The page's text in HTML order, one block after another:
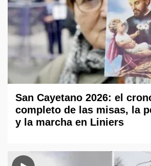
San Cayetano 2026: el
completo de las misas, la
y la marcha en Liniers